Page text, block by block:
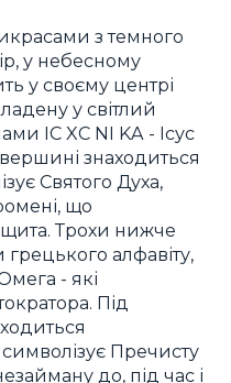
з темного
у небесному
у своєму центрі
у світлий
IC XC NI KA - Ісус
знаходиться
Святого Духа,
що
Трохи нижче
грецького алфавіту,
- які
Під
Пречисту
до, під час і